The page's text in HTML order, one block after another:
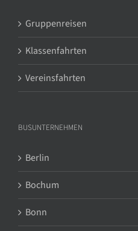
Gruppenreisen
Klassenfahrten
Vereinsfahrten
BUSUNTERNEHMEN
Berlin
Bochum
Bonn